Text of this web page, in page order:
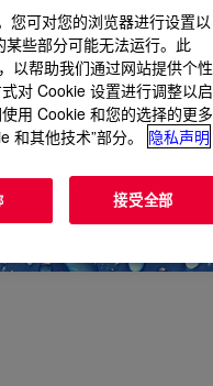
您可对您的浏览器进行设置以
些部分可能无法运行。此
以帮助我们通过网站提供个性
对 Cookie 设置进行调整以启
用 Cookie 和您的选择的更多
其他技术”部分。
隐私声明
接受全部